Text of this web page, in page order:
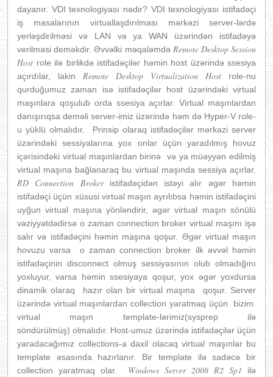
dayanır. VDI texnologiyası nədir? VDI texnologiyası istifadəçi
iş masalarının virtuallaşdırılması mərkəzi server-lərdə
yerləşdirilməsi və LAN və ya WAN üzərindən istifadəyə
verilməsi deməkdir. Əvvəlki məqaləmdə Remote Desktop Session
Host role ilə birlikdə istifadəçilər həmin host üzərində ssesiya
açırdılar, lakin Remote Desktop Virtualization Host role-nu
qurduğumuz zaman isə istifadəçilər host üzərindəki virtual
maşınlara qoşulub orda ssesiya açırlar. Virtual maşınlardan
danışırıqsa deməli server-imiz üzərində həm də Hyper-V role-
u yüklü olmalıdır. Prinsip olaraq istifadəçilər mərkəzi server
üzərindəki sessiyalarına yox onlar üçün yaradılmış hovuz
içərisindəki virtual maşınlardan birinə və ya müəyyən edilmiş
virtual maşına bağlanaraq bu virtual maşında sessiya açırlar.
RD Connection Brokeristifadəçidən istəyi alır əgər həmin
istifadəçi üçün xüsusi virtual maşın ayrılıbsa həmin istifadəçini
uyğun virtual maşına yönləndirir, əgər virtual maşın sönülü
vəziyyətdədirsə o zaman connection broker virtual maşını işə
salır və istifadəçini həmin maşına qoşur. Əgər virtual maşın
hovuzu varsa o zaman connection broker ilk əvvəl həmin
istifadəçinin disconnect olmuş sessiyasının olub olmadığını
yoxluyur, varsa həmin ssesiyaya qoşur, yox əgər yoxdursa
dinamik olaraq hazır olan bir virtual maşına qoşur. Server
üzərində virtual maşınlardan collection yaratmaq üçün bizim
virtual maşın template-lərimiz(sysprep ilə
söndürülmüş) olmalıdır. Host-umuz üzərində istifadəçilər üçün
yaradacağımız collections-a daxil olacaq virtual maşınlar bu
template əsasında hazırlanır. Bir template ilə sadəcə bir
collection yaratmaq olar. Windows Server 2008 R2 Sp1 ilə